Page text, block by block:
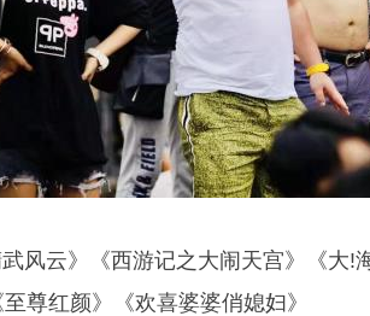
武风云》《西游记之大闹天宫》《大
尊红颜》《欢喜婆婆俏媳妇》